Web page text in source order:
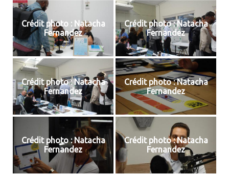
Crédit photo : Natacha
Fernandez
Crédit photo : Natacha
Fernandez
Crédit photo : Natacha
Fernandez
Crédit photo : Natacha
Fernandez
Crédit photo : Natacha
Fernandez
Crédit photo : Natacha
Fernandez